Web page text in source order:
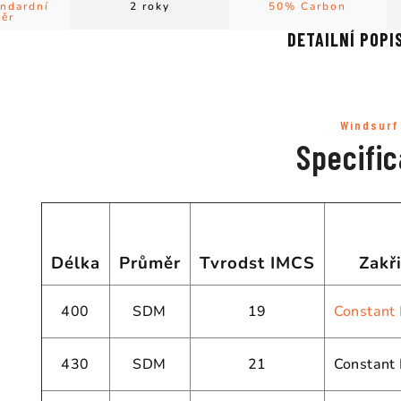
DETAILNÍ
Windsurf
Délka Průměr Tvrodst IMCS
400 SDM 19 Constant
430 SDM 21 Constant
2 roky 50% Carbon